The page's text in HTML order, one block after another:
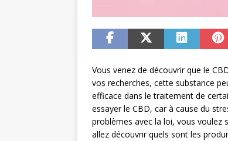
Vous venez de découvrir que le
vos recherches, cette substance
efficace dans le traitement de
essayer le CBD, car à cause du
problèmes avec la loi, vous voulez
allez découvrir quels sont les